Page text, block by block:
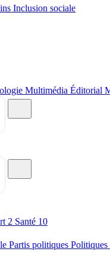
Inclusion sociale
Multimédia Éditorial
2 Santé 10
Partis politiques Politiques